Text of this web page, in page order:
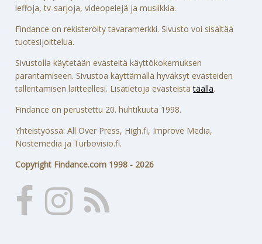
leffoja, tv-sarjoja, videopelejä ja musiikkia.
Findance on rekisteröity tavaramerkki. Sivusto voi sisältää
tuotesijoittelua.
Sivustolla käytetään evästeitä käyttökokemuksen
parantamiseen. Sivustoa käyttämällä hyväksyt evästeiden
tallentamisen laitteellesi. Lisätietoja evästeistätäällä.
Findance on perustettu 20. huhtikuuta 1998.
Yhteistyössä: All Over Press, High.fi, Improve Media,
Nostemedia ja Turbovisio.fi.
Copyright Findance.com 1998 - 2026